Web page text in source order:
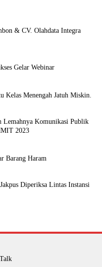
& CV. Olahdata Integra
Gelar Webinar
Kelas Menengah Jatuh Miskin.
Lemahnya Komunikasi Publik
2023
Barang Haram
Diperiksa Lintas Instansi